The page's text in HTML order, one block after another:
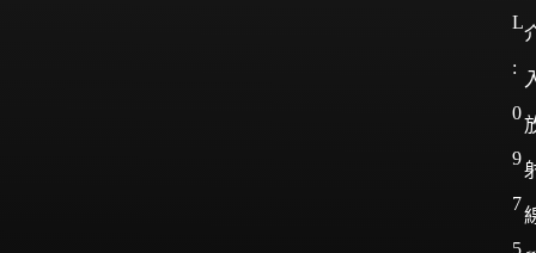
L
:
0
9
7
5